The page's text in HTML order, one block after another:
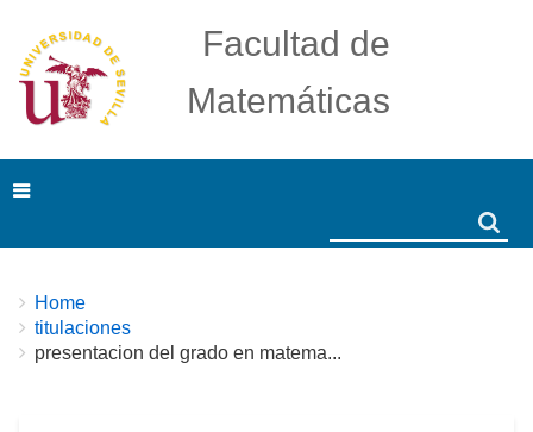
Facultad de
Matemáticas
Breadcrumbs
You
are
here:
Home
titulaciones
presentacion del grado en matema...